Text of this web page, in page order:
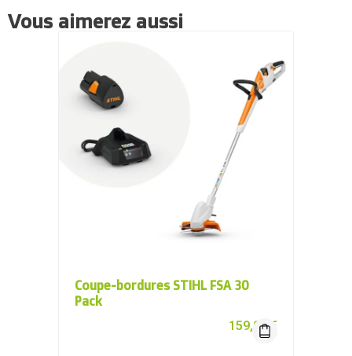
Vous aimerez aussi
Coupe-bordures STIHL FSA 30
Pack
159,00€